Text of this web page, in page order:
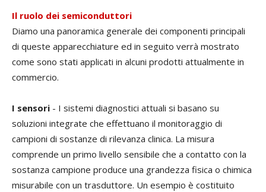
Il ruolo dei semiconduttori
Diamo una panoramica generale dei componenti principali
di queste apparecchiature ed in seguito verrà mostrato
come sono stati applicati in alcuni prodotti attualmente in
commercio.
I sensori - I sistemi diagnostici attuali si basano su
soluzioni integrate che effettuano il monitoraggio di
campioni di sostanze di rilevanza clinica. La misura
comprende un primo livello sensibile che a contatto con la
sostanza campione produce una grandezza fisica o chimica
misurabile con un trasduttore. Un esempio è costituito